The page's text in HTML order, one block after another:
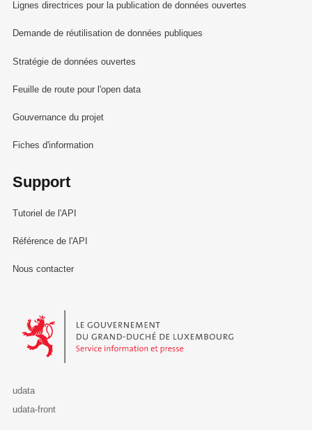
Lignes directrices pour la publication de données ouvertes
Demande de réutilisation de données publiques
Stratégie de données ouvertes
Feuille de route pour l'open data
Gouvernance du projet
Fiches d'information
Support
Tutoriel de l'API
Référence de l'API
Nous contacter
Le Gouvernement du Grand-Duché de Luxembourg - Service
udata
udata-front